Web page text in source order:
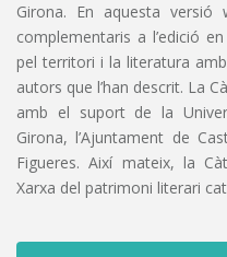
Girona. En aquesta
complementaris a l’edició
pel territori i la literatura
autors que l’han descrit. La
amb el suport de la
Girona, l’Ajuntament de
Figueres. Així mateix, la
Xarxa del patrimoni literari